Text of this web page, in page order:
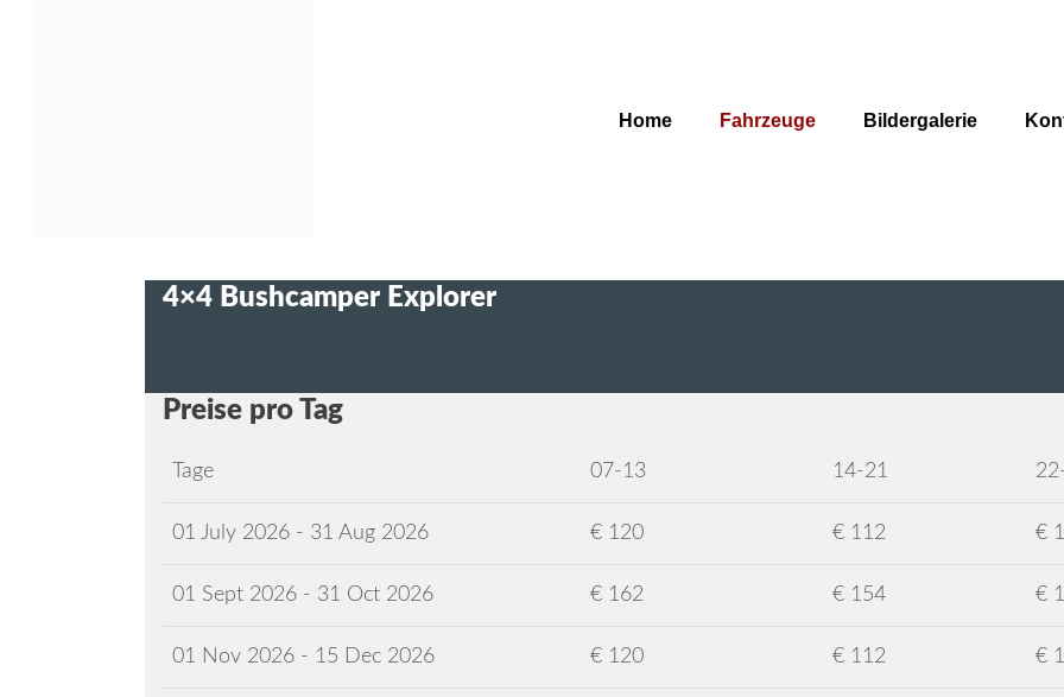
Home Fahrzeuge Bildergalerie
4×4 Bushcamper Explorer
Preise pro Tag
Tage 07-13 14-21
01 July 2026 - 31 Aug 2026 € 120 € 112 €
01 Sept 2026 - 31 Oct 2026 € 162 € 154 €
01 Nov 2026 - 15 Dec 2026 € 120 € 112 €